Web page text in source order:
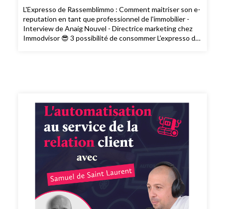
L'Expresso de Rassemblimmo : Comment maitriser son e-
reputation en tant que professionnel de l'immobilier -
Interview de Anaig Nouvel - Directrice marketing chez
Immodvisor 😎 3 possibilité de consommer L’expresso de
d'écoute favorite ! Que demander de plus !? Ah si !!
Peut-être mettre une note et un avis sur votre
plateforme de podcast pour le faire découvrir par
d'autres conseillers. Merci pour votre soutien. 🙏🏻 Si
vous voulez passer à l'action et bénéficier des meilleurs
pouvez bénéficier d'un bilan offert avec un expert de
l’équipe. Cliquez ici pour réserver votre bilan(
https://meetings.hubspot.com/silvy/entretien-via-
podcast ) Comme évoqué dans ce numéro de l'Expresso
de Rassemblimmo, voici le lien la bibliothèque de